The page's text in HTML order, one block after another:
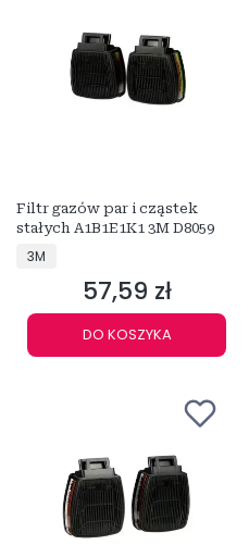
Filtr gazów par i cząstek
stałych A1B1E1K1 3M D8059
PRODUCENT
3M
Cena
57,59 zł
DO KOSZYKA